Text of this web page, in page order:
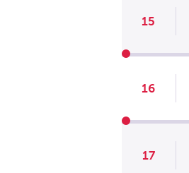
15
16
17